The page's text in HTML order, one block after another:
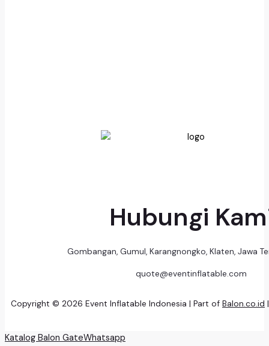
Hubungi
Gombangan, Gumul, Karangnongko, Klaten, Jawa
quote@eventinflatable.com
Copyright © 2026 Event Inflatable Indonesia | Part of Balon.co.id
Katalog Balon GateWhatsapp